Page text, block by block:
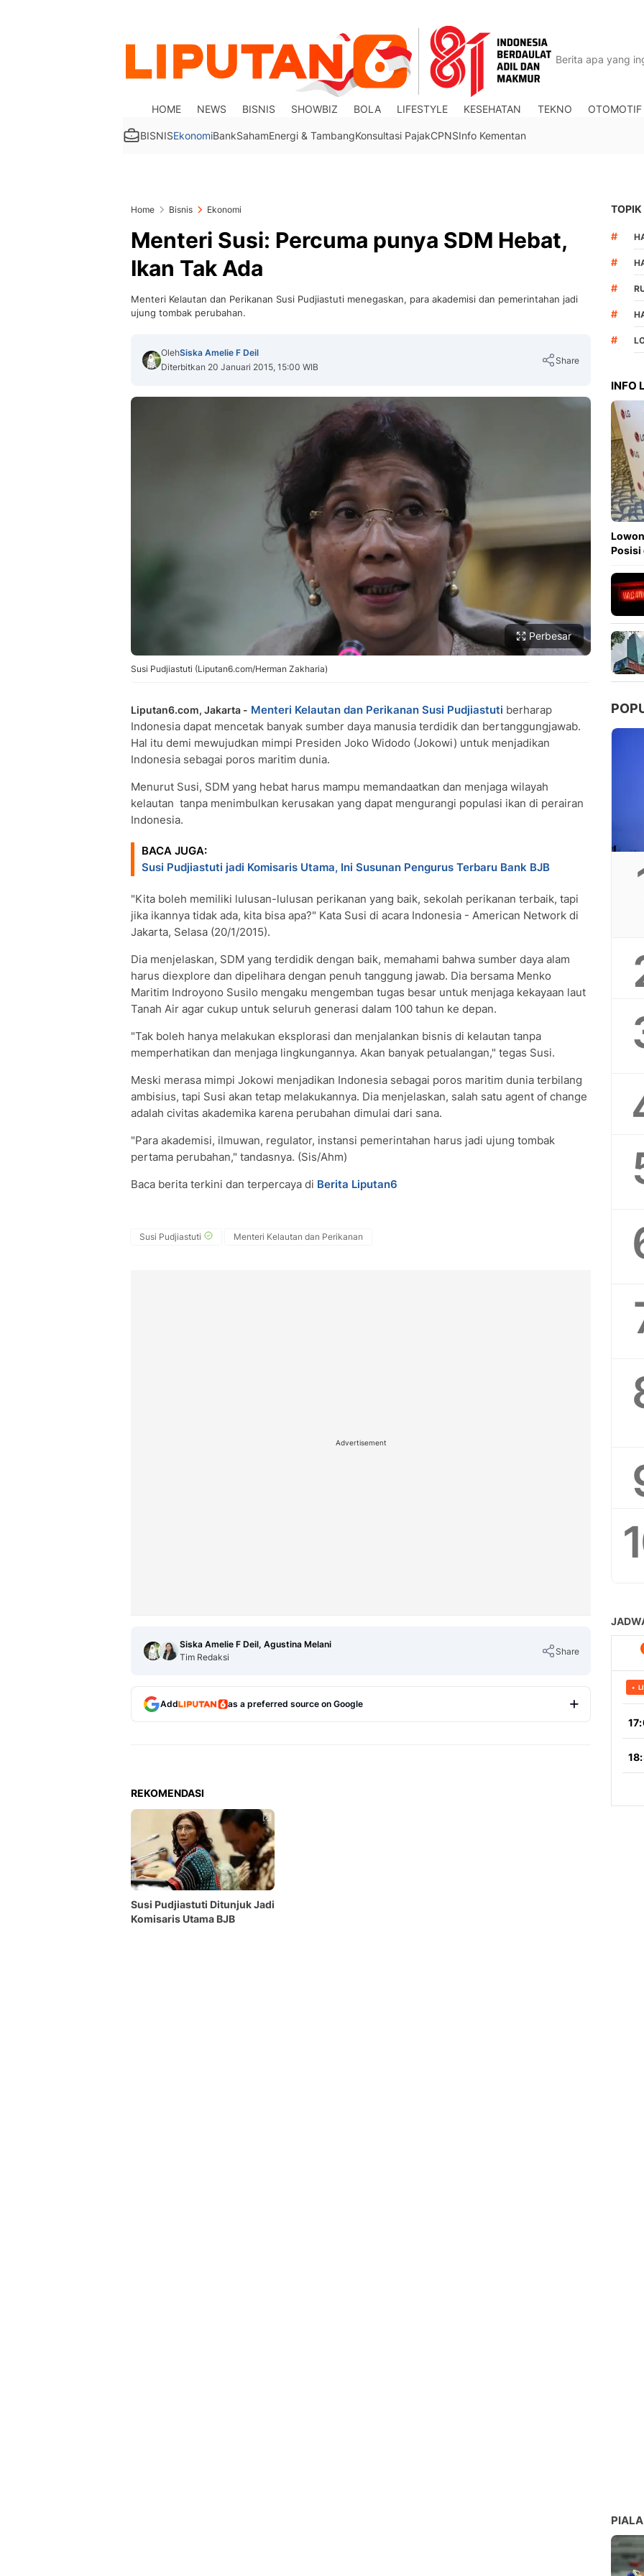
HOME NEWS BISNIS SHOWBIZ BOLA LIFESTYLE KESEHATAN TEKNO OTOMOTIF
BISNISEkonomiBankSahamEnergi & TambangKonsultasi PajakCPNSInfo Kementan
Home Bisnis Ekonomi
Menteri Susi: Percuma punya SDM Hebat,
Ikan Tak Ada
Menteri Kelautan dan Perikanan Susi Pudjiastuti menegaskan, para akademisi dan pemerintahan jadi
ujung tombak perubahan.
OlehSiska Amelie F Deil
Diterbitkan 20 Januari 2015, 15:00 WIB
Share
Perbesar
Susi Pudjiastuti (Liputan6.com/Herman Zakharia)
Liputan6.com, Jakarta - Menteri Kelautan dan Perikanan Susi Pudjiastuti berharap
Indonesia dapat mencetak banyak sumber daya manusia terdidik dan bertanggungjawab.
Hal itu demi mewujudkan mimpi Presiden Joko Widodo (Jokowi) untuk menjadikan
Indonesia sebagai poros maritim dunia.
Menurut Susi, SDM yang hebat harus mampu memandaatkan dan menjaga wilayah
kelautan tanpa menimbulkan kerusakan yang dapat mengurangi populasi ikan di perairan
Indonesia.
BACA JUGA:
Susi Pudjiastuti jadi Komisaris Utama, Ini Susunan Pengurus Terbaru Bank BJB
"Kita boleh memiliki lulusan-lulusan perikanan yang baik, sekolah perikanan terbaik, tapi
jika ikannya tidak ada, kita bisa apa?" Kata Susi di acara Indonesia - American Network di
Jakarta, Selasa (20/1/2015).
Dia menjelaskan, SDM yang terdidik dengan baik, memahami bahwa sumber daya alam
harus diexplore dan dipelihara dengan penuh tanggung jawab. Dia bersama Menko
Maritim Indroyono Susilo mengaku mengemban tugas besar untuk menjaga kekayaan laut
Tanah Air agar cukup untuk seluruh generasi dalam 100 tahun ke depan.
"Tak boleh hanya melakukan eksplorasi dan menjalankan bisnis di kelautan tanpa
memperhatikan dan menjaga lingkungannya. Akan banyak petualangan," tegas Susi.
Meski merasa mimpi Jokowi menjadikan Indonesia sebagai poros maritim dunia terbilang
ambisius, tapi Susi akan tetap melakukannya. Dia menjelaskan, salah satu agent of change
adalah civitas akademika karena perubahan dimulai dari sana.
"Para akademisi, ilmuwan, regulator, instansi pemerintahan harus jadi ujung tombak
pertama perubahan," tandasnya. (Sis/Ahm)
Baca berita terkini dan terpercaya di Berita Liputan6
Susi Pudjiastuti Menteri Kelautan dan Perikanan
Advertisement
Siska Amelie F Deil, Agustina Melani
Tim Redaksi
Share
Add as a preferred source on Google
REKOMENDASI
Susi Pudjiastuti Ditunjuk Jadi
Komisaris Utama BJB
TOPIK
#
#
#
#
#
INFO
Posisi